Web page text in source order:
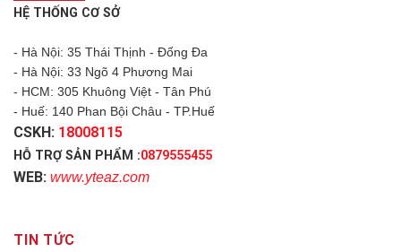
HỆ THỐNG CƠ SỞ
- Hà Nội: 35 Thái Thịnh - Đống Đa
- Hà Nội: 33 Ngõ 4 Phương Mai
- HCM: 305 Khuông Việt - Tân Phú
- Huế: 140 Phan Bội Châu - TP.Huế
CSKH: 18008115
HỖ TRỢ SẢN PHẨM :0879555455
WEB: www.yteaz.com
TIN TỨC